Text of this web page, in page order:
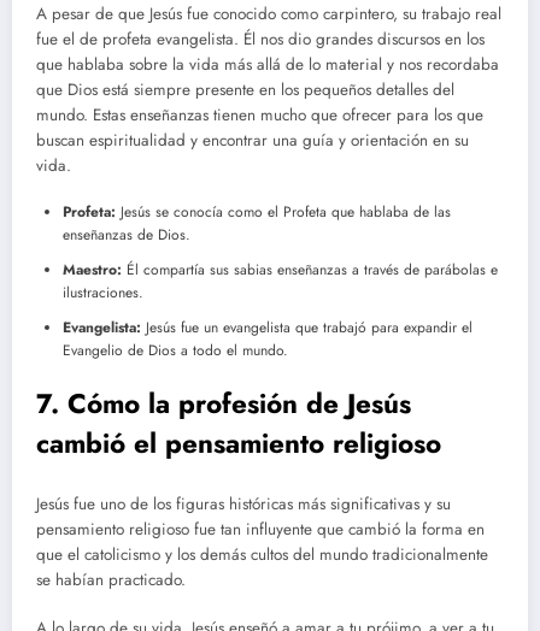
A pesar de que Jesús fue conocido como carpintero, su trabajo real
fue el de profeta evangelista. Él nos dio grandes discursos en los
que hablaba sobre la vida más allá de lo material y nos recordaba
que Dios está siempre presente en los pequeños detalles del
mundo. Estas enseñanzas tienen mucho que ofrecer para los que
buscan espiritualidad y encontrar una guía y orientación en su
vida.
Profeta: Jesús se conocía como el Profeta que hablaba de las
enseñanzas de Dios.
Maestro: Él compartía sus sabias enseñanzas a través de parábolas e
ilustraciones.
Evangelista: Jesús fue un evangelista que trabajó para expandir el
Evangelio de Dios a todo el mundo.
7. Cómo la profesión de Jesús
cambió el pensamiento religioso
Jesús fue uno de los figuras históricas más significativas y su
pensamiento religioso fue tan influyente que cambió la forma en
que el catolicismo y los demás cultos del mundo tradicionalmente
se habían practicado.